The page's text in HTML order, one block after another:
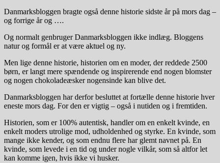
Danmarksbloggen bragte også denne historie sidste år på mors dag –
og forrige år og ….
Og normalt genbruger Danmarksbloggen ikke indlæg. Bloggens
natur og formål er at være aktuel og ny.
Men lige denne historie, historien om en moder, der reddede 2500
børn, er langt mere spændende og inspirerende end nogen blomster
og nogen chokoladeæsker nogensinde kan blive det.
Danmarksbloggen har derfor besluttet at fortælle denne historie hver
eneste mors dag. For den er vigtig – også i nutiden og i fremtiden.
Historien, som er 100% autentisk, handler om en enkelt kvinde, en
enkelt moders utrolige mod, udholdenhed og styrke. En kvinde, som
mange ikke kender, og som endnu flere har glemt navnet på. En
kvinde, som levede i en tid og under nogle vilkår, som så altfor let
kan komme igen, hvis ikke vi husker.